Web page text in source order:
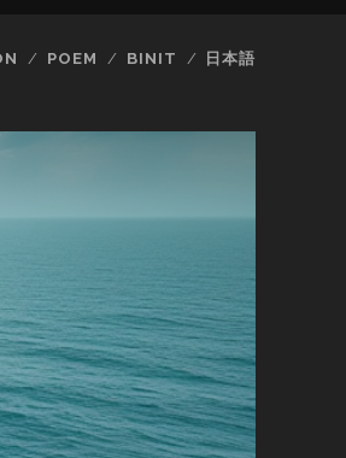
POEM BINIT 日本語